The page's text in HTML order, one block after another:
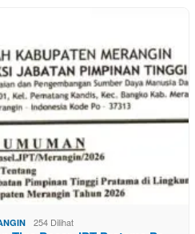
254 Dilihat